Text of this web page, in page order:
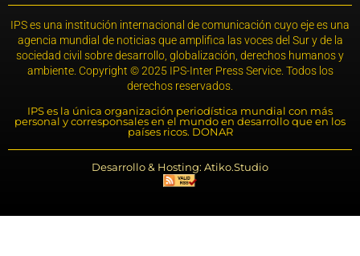
IPS es una institución internacional de comunicación cuyo eje es una
agencia mundial de noticias que amplifica las voces del Sur y de la
sociedad civil sobre desarrollo, globalización, derechos humanos y
ambiente. Copyright © 2025 IPS-Inter Press Service. Todos los
derechos reservados.
IPS es la única organización periodística mundial con más
personal y corresponsales en el mundo en desarrollo que en los
países ricos. DONAR
Desarrollo & Hosting: Atiko.Studio